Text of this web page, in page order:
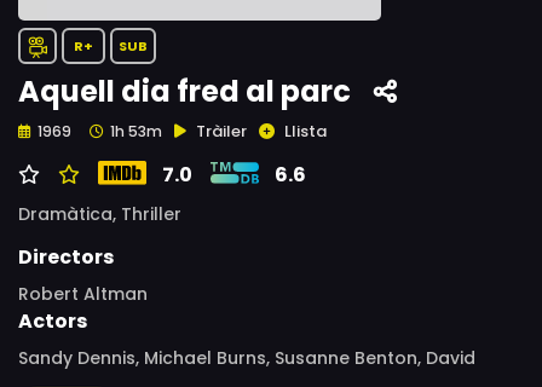
R+ SUB
Aquell dia fred al parc
1969 1h 53m Tràiler Llista
7.0 6.6
Dramàtica, Thriller
Directors
Robert Altman
Actors
Sandy Dennis, Michael Burns, Susanne Benton, David